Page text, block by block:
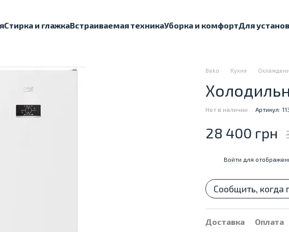
Стирка и глажкаВстраиваемая техникаУборка и комфортДля
Beko Кухня
Нет в наличии Артикул:
28 400 грн
Войти для
Сообщить, когда
Доставка Оплата